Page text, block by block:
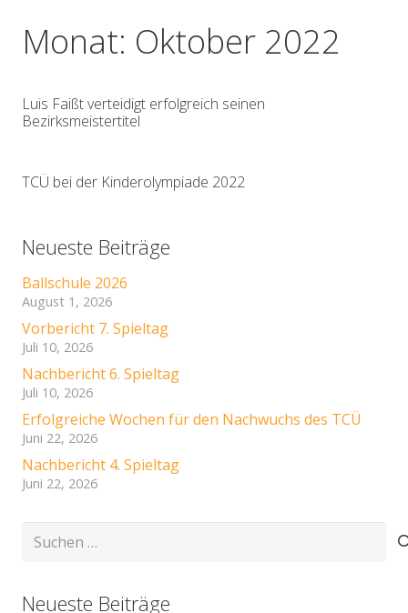
Monat: Oktober 2022
Luis Faißt verteidigt erfolgreich seinen
Bezirksmeistertitel
TCÜ bei der Kinderolympiade 2022
Neueste Beiträge
Ballschule 2026
August 1, 2026
Vorbericht 7. Spieltag
Juli 10, 2026
Nachbericht 6. Spieltag
Juli 10, 2026
Erfolgreiche Wochen für den Nachwuchs des TCÜ
Juni 22, 2026
Nachbericht 4. Spieltag
Juni 22, 2026
Suchen
Neueste Beiträge